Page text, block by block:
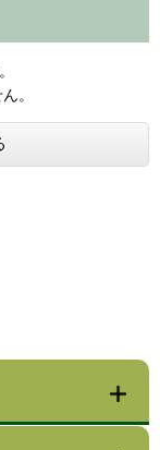
。